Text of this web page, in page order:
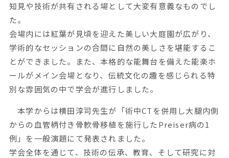
知見や技術が共有される場として大変有意義なものでし
た。
会場内には紅葉が見頃を迎えた美しい大庭園が広がり、
学術的なセッションの合間に自然の美しさを堪能するこ
とができました。また、本格的な能舞台を備えた能楽ホ
ールがメイン会場となり、伝統文化の趣を感じられる特
別な雰囲気の中で学会が進行しました。
本学からは横田淳司先生が「術中CTを併用し大腿内側
からの血管柄付き骨軟骨移植を施行したPreiser病の1
例」を一般演題にて発表されました。
学会全体を通じて、技術の伝承、教育、そして研究に対